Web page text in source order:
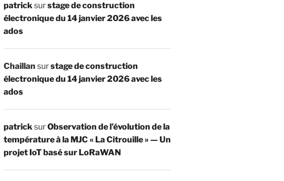
patricksurstage de construction
électronique du 14 janvier 2026 avec les
ados
Chaillan surstage de construction
électronique du 14 janvier 2026 avec les
ados
patricksurObservation de l’évolution de la
température à la MJC « La Citrouille » — Un
projet IoT basé sur LoRaWAN